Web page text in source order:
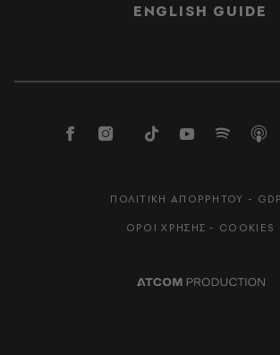
ENGLISH GUIDE
ΠΟΛΙΤΙΚΗ ΑΠΟΡΡΗΤΟΥ -
ΟΡΟΙ ΧΡΗΣΗΣ - COOKIES